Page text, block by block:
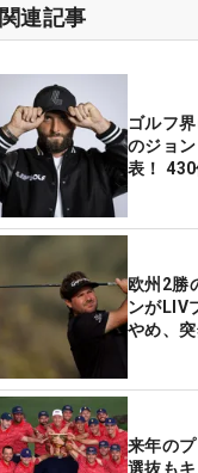
関連記事
ゴルフ
のジョ
表！
欧州2勝
ンがLIV
やめ、
来年の
選抜も